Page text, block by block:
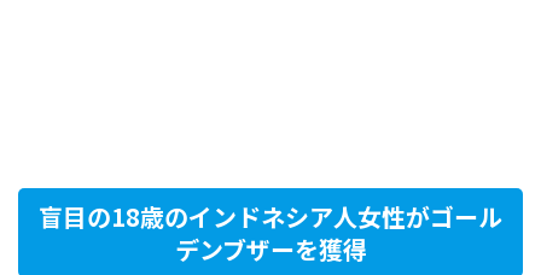
盲目の18歳のインドネシア人女性がゴール
デンブザーを獲得